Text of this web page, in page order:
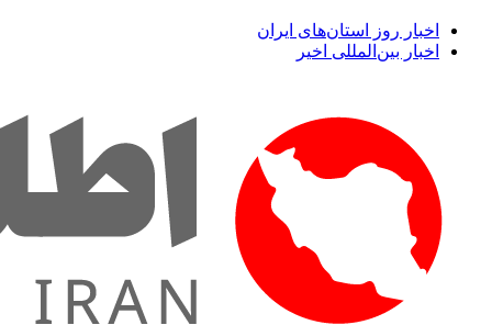
اخبار روز استان‌های ایران
اخبار بین‌المللی اخیر